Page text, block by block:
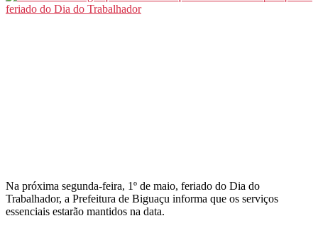
Na próxima segunda-feira, 1º de maio, feriado do Dia do
Trabalhador, a Prefeitura de Biguaçu informa que os serviços
essenciais estarão mantidos na data.